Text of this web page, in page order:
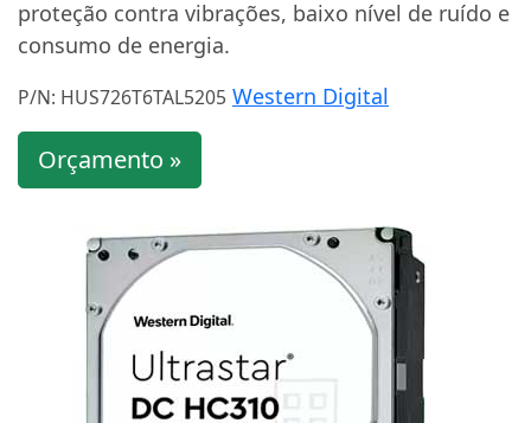
proteção contra vibrações, baixo nível de ruído e
consumo de energia.
P/N: HUS726T6TAL5205 Western Digital
Orçamento »